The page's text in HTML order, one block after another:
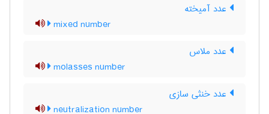
عدد آمیخته
mixed number
عدد ملاس
molasses number
عدد خنثی سازی
neutralization number